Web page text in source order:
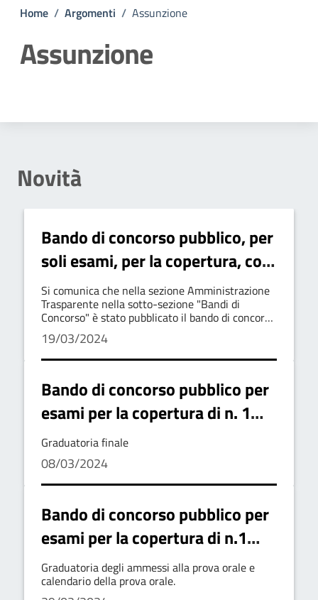
Home / Argomenti / Assunzione
Assunzione
Novità
Bando di concorso pubblico, per
soli esami, per la copertura, con
rapporto di lavoro a tempo
pieno e indeterminato di n.1
(uno) posto di “ISTRUTTORE
AMMINISTRATIVO/CONTABILE”
– Area degli Istruttori
Si comunica che nella sezione Amministrazione
Trasparente nella sotto-sezione "Bandi di
Concorso" è stato pubblicato il bando di concorso
pubblico, per soli esami, per la copertura, di n.1
(uno) posto di "Istruttore
Amministrativo/Contabile"
19/03/2024
Bando di concorso pubblico per
esami per la copertura di n. 1
posto a tempo pieno ed
indeterminato di "Istruttore
Tecnico" - Area degli Istruttori
Graduatoria finale
08/03/2024
Bando di concorso pubblico per
esami per la copertura di n.1
posto a tempo pieno ed
indeterminato di "Istruttore
Graduatoria degli ammessi alla prova orale e
calendario della prova orale.